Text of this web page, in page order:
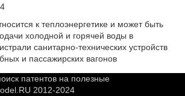
к теплоэнергетике и может быть
холодной и горячей воды в
санитарно-технических устройств
и пассажирских вагонов
патентов на полезные
2012-2024